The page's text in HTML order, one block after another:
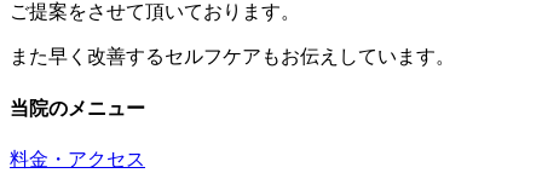
ご提案をさせて頂いております。
また早く改善するセルフケアもお伝えしています。
当院のメニュー
料金・アクセス